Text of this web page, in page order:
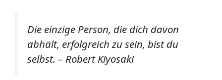
Die einzige Person, die dich davon
abhält, erfolgreich zu sein, bist du
selbst. – Robert Kiyosaki